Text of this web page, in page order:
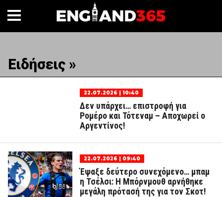
Ειδήσεις »
22.07.2026 | 10:40
Δεν υπάρχει… επιστροφή για
Ρομέρο και Τότεναμ – Αποχωρεί ο
Αργεντίνος!
22.07.2026 | 09:40
Έψαξε δεύτερο συνεχόμενο… μπαμ
η Τσέλσι: Η Μπόρνμουθ αρνήθηκε
μεγάλη πρότασή της για τον Σκοτ!